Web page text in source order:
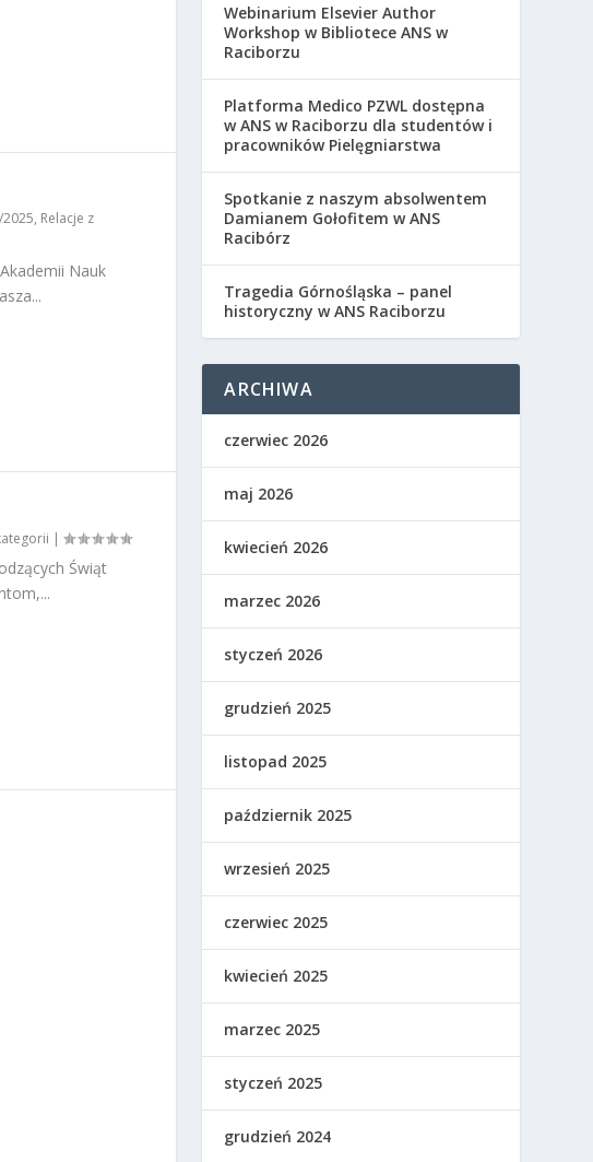
, Relacje z
Nauk
|
Świąt
Webinarium Elsevier Author
Workshop w Bibliotece ANS w
Raciborzu
Platforma Medico PZWL dostępna
w ANS w Raciborzu dla studentów i
pracowników Pielęgniarstwa
Spotkanie z naszym absolwentem
Damianem Gołofitem w ANS
Racibórz
Tragedia Górnośląska – panel
historyczny w ANS Raciborzu
ARCHIWA
czerwiec 2026
maj 2026
kwiecień 2026
marzec 2026
styczeń 2026
grudzień 2025
listopad 2025
październik 2025
wrzesień 2025
czerwiec 2025
kwiecień 2025
marzec 2025
styczeń 2025
grudzień 2024